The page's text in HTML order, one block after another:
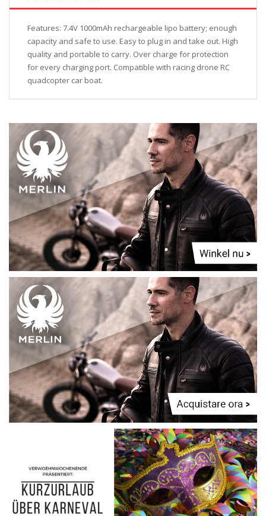
Features: 7.4V 1000mAh rechargeable lipo battery; enough
capacity and safe to use. Easy to plug in and take out. High
quality and portable to carry. Over charge for protection
for every charging port. Compatible with racing drone RC
quadcopter car boat.